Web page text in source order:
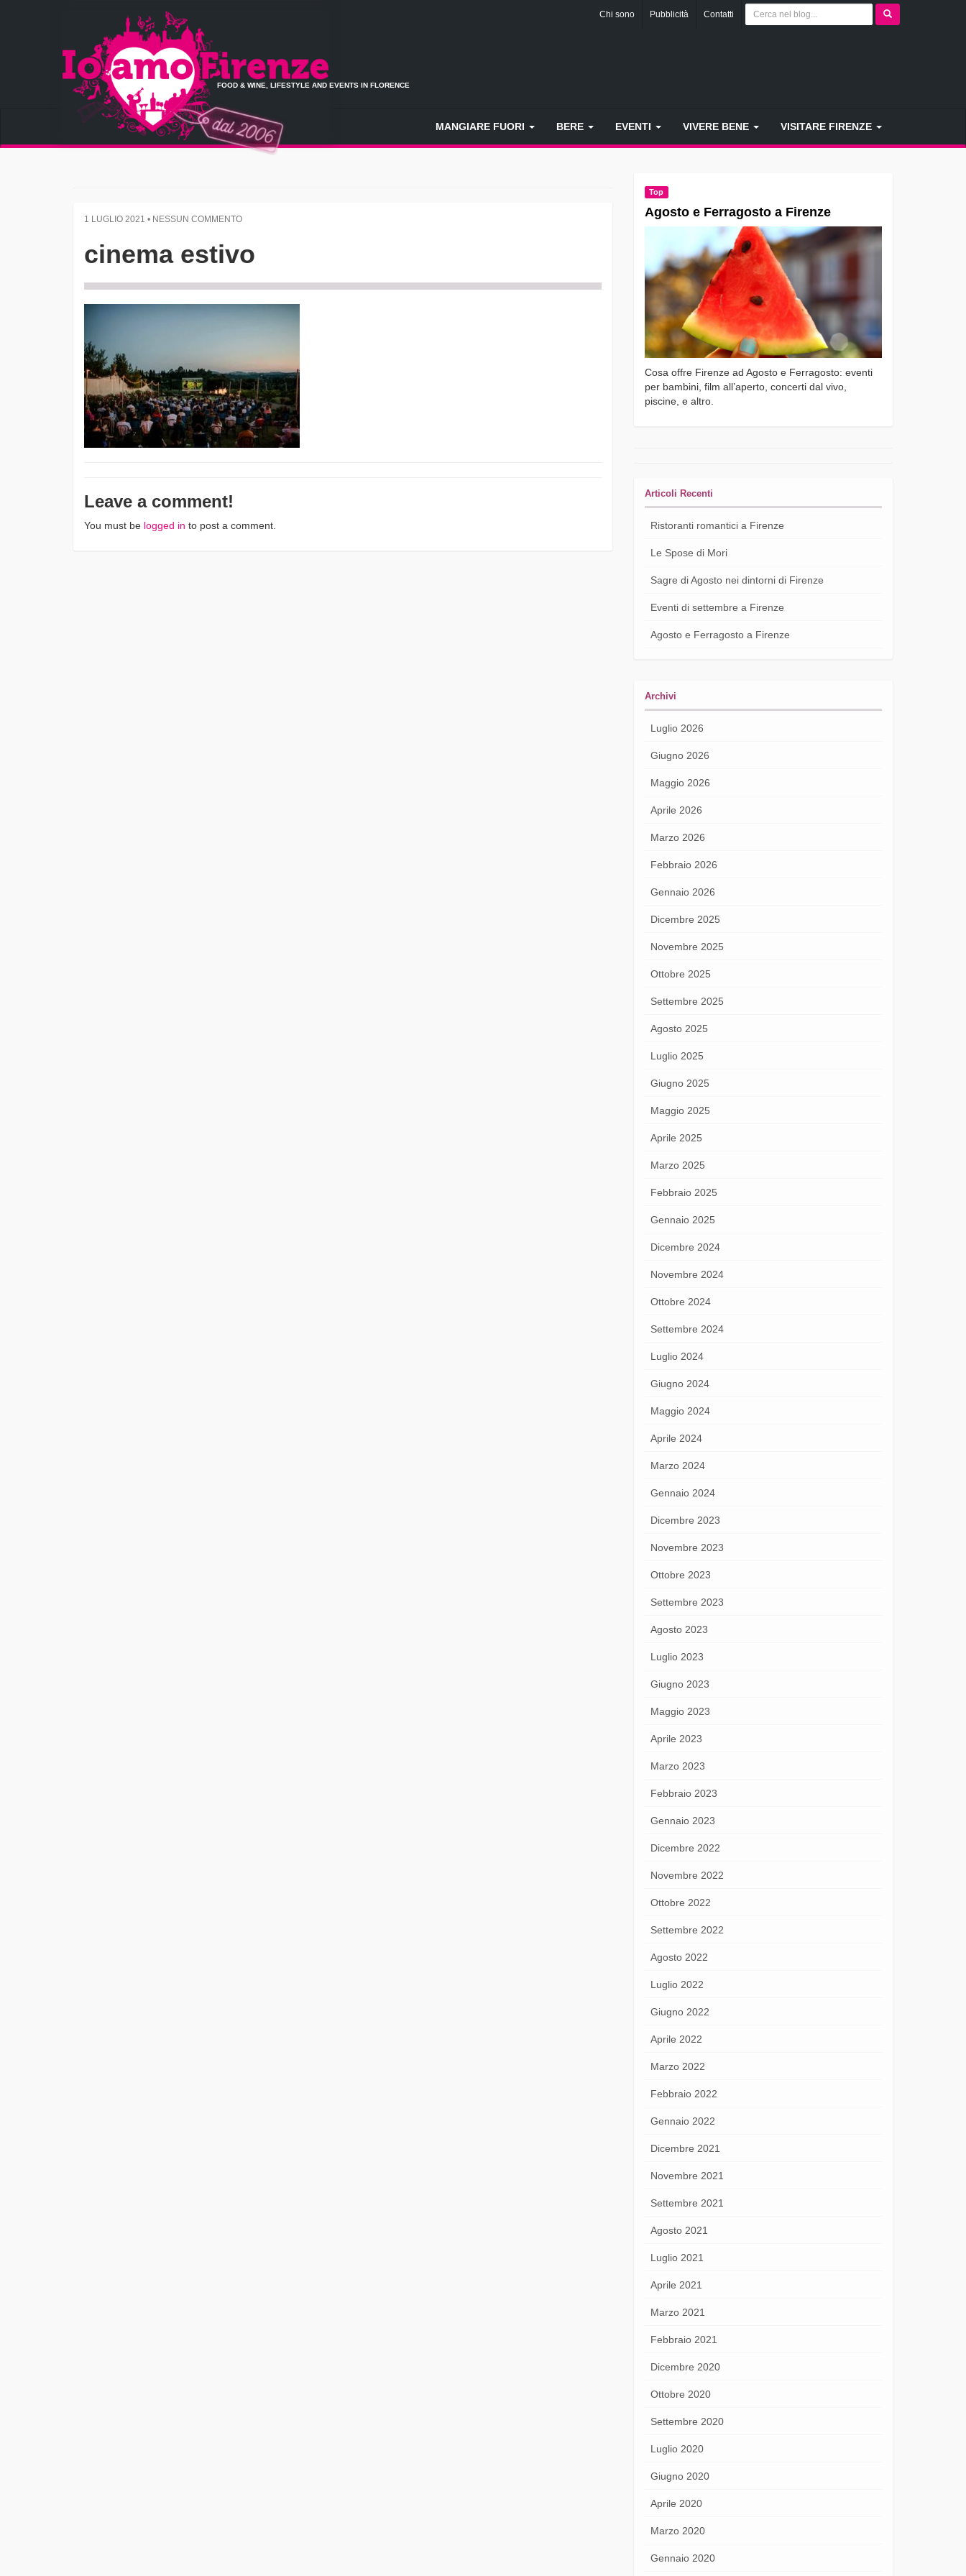
Chi sono Pubblicità Contatti
FOOD & WINE, LIFESTYLE AND EVENTS IN FLORENCE
MANGIARE FUORI BERE EVENTI VIVERE BENE VISITARE FIRENZE
1 LUGLIO 2021 • NESSUN COMMENTO
cinema estivo
Leave a comment!
You must be logged in to post a comment.
Top
Agosto e Ferragosto a Firenze
Cosa offre Firenze ad Agosto e Ferragosto: eventi
per bambini, film all’aperto, concerti dal vivo,
piscine, e altro.
Articoli Recenti
Ristoranti romantici a Firenze
Le Spose di Mori
Sagre di Agosto nei dintorni di Firenze
Eventi di settembre a Firenze
Agosto e Ferragosto a Firenze
Archivi
Luglio 2026
Giugno 2026
Maggio 2026
Aprile 2026
Marzo 2026
Febbraio 2026
Gennaio 2026
Dicembre 2025
Novembre 2025
Ottobre 2025
Settembre 2025
Agosto 2025
Luglio 2025
Giugno 2025
Maggio 2025
Aprile 2025
Marzo 2025
Febbraio 2025
Gennaio 2025
Dicembre 2024
Novembre 2024
Ottobre 2024
Settembre 2024
Luglio 2024
Giugno 2024
Maggio 2024
Aprile 2024
Marzo 2024
Gennaio 2024
Dicembre 2023
Novembre 2023
Ottobre 2023
Settembre 2023
Agosto 2023
Luglio 2023
Giugno 2023
Maggio 2023
Aprile 2023
Marzo 2023
Febbraio 2023
Gennaio 2023
Dicembre 2022
Novembre 2022
Ottobre 2022
Settembre 2022
Agosto 2022
Luglio 2022
Giugno 2022
Aprile 2022
Marzo 2022
Febbraio 2022
Gennaio 2022
Dicembre 2021
Novembre 2021
Settembre 2021
Agosto 2021
Luglio 2021
Aprile 2021
Marzo 2021
Febbraio 2021
Dicembre 2020
Ottobre 2020
Settembre 2020
Luglio 2020
Giugno 2020
Aprile 2020
Marzo 2020
Gennaio 2020